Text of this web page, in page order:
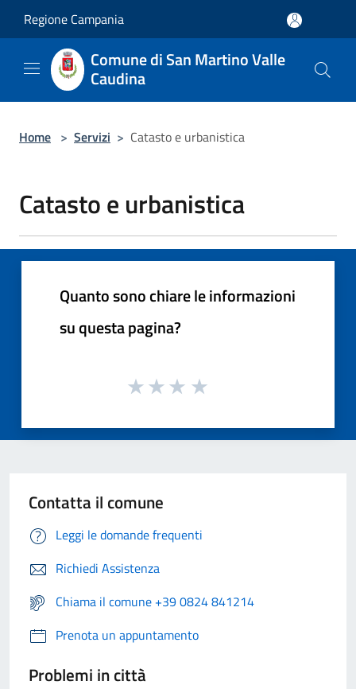
Regione Campania
Comune di San Martino Valle
Caudina
Home > Servizi > Catasto e urbanistica
Catasto e urbanistica
Quanto sono chiare le informazioni
su questa pagina?
Contatta il comune
Leggi le domande frequenti
Richiedi Assistenza
Chiama il comune +39 0824 841214
Prenota un appuntamento
Problemi in città